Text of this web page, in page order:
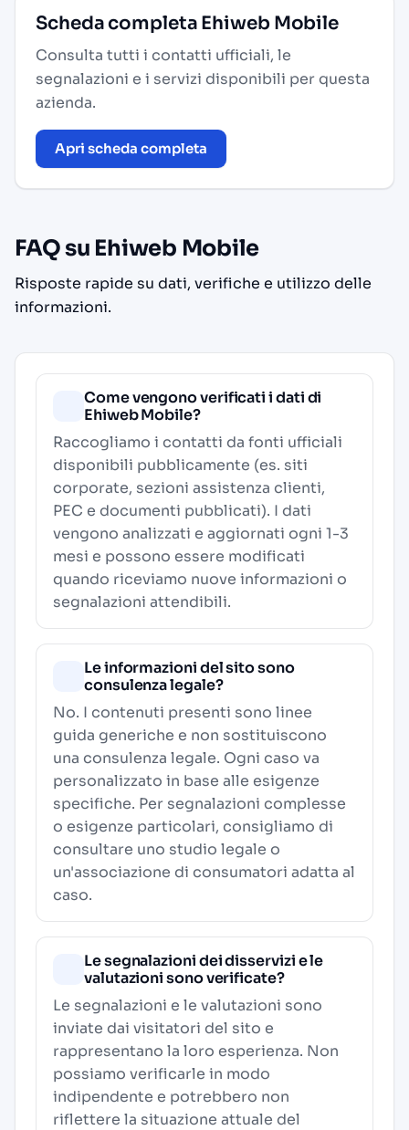
Scheda completa Ehiweb Mobile
Consulta tutti i contatti ufficiali, le
segnalazioni e i servizi disponibili per questa
azienda.
Apri scheda completa
FAQ su Ehiweb Mobile
Risposte rapide su dati, verifiche e utilizzo delle
informazioni.
Come vengono verificati i dati di
Ehiweb Mobile?
Raccogliamo i contatti da fonti ufficiali
disponibili pubblicamente (es. siti
corporate, sezioni assistenza clienti,
PEC e documenti pubblicati). I dati
vengono analizzati e aggiornati ogni 1-3
mesi e possono essere modificati
quando riceviamo nuove informazioni o
segnalazioni attendibili.
Le informazioni del sito sono
consulenza legale?
No. I contenuti presenti sono linee
guida generiche e non sostituiscono
una consulenza legale. Ogni caso va
personalizzato in base alle esigenze
specifiche. Per segnalazioni complesse
o esigenze particolari, consigliamo di
consultare uno studio legale o
un'associazione di consumatori adatta al
caso.
Le segnalazioni dei disservizi e le
valutazioni sono verificate?
Le segnalazioni e le valutazioni sono
inviate dai visitatori del sito e
rappresentano la loro esperienza. Non
possiamo verificarle in modo
indipendente e potrebbero non
riflettere la situazione attuale del